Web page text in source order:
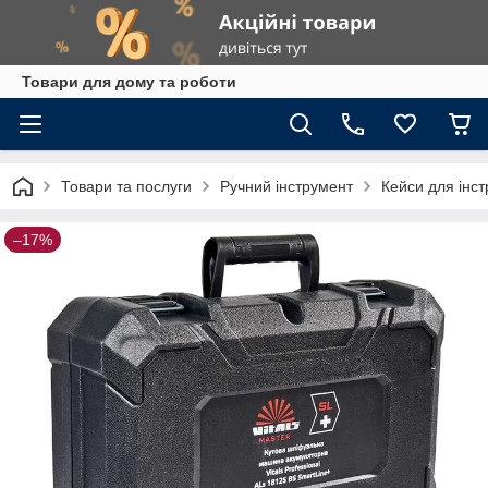
Товари для дому та роботи
Товари та послуги Ручний інструмент Кейси для
–17%